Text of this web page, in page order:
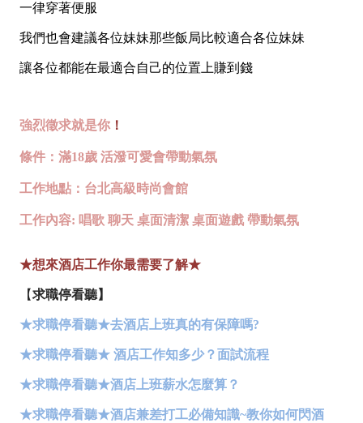
一律穿著便服
我們也會建議各位妹妹那些飯局比較適合各位妹妹
讓各位都能在最適合自己的位置上賺到錢
強烈徵求就是你 ！
條件：滿18歲 活潑可愛會帶動氣氛
工作地點：台北高級時尚會館
工作內容: 唱歌 聊天 桌面清潔 桌面遊戲 帶動氣氛
★想來酒店工作你最需要了解★
【求職停看聽】
★求職停看聽★去酒店上班真的有保障嗎?
★求職停看聽★ 酒店工作知多少？面試流程
★求職停看聽★酒店上班薪水怎麼算？
★求職停看聽★酒店兼差打工必備知識~教你如何閃酒